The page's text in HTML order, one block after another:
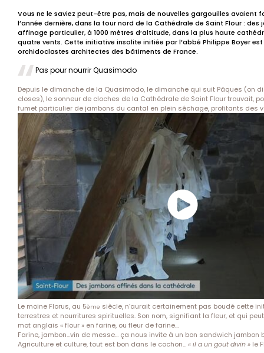
Vous ne le saviez peut-être pas, mais de nouvelles gargouilles avaient
l’année dernière, dans la tour nord de la Cathédrale de Saint Flour : des
affinage particulier, à 1000 mètres d’altitude, dans la plus haute
quatre vents. Cette initiative insolite initiée par l’abbé Philippe Boyer
orchidoclastes architectes des bâtiments de France.
Pas pour nourrir Quasimodo
Depuis le dimanche de la Quasimodo, le dimanche qui suit Pâques (on
closes), le sonneur de cloches de la Cathédrale de Saint Flour trouvait,
fumet particulier de jambons du cantal en plein séchage, profitants des
Le moine Florus, au 5ème siècle, n’aurait certainement pas boudé cette
terrestres et nourritures spirituelles. Son nom, signifiant la fleur, et qui
mot anglais « flour » en farine, ou fleur de farine…
Farine, jambon…vin de messe… ça nous invite à un bon sandwich jambon
Agriculture et culture, tout est bon dans le cochon…« il a un gout divin » le